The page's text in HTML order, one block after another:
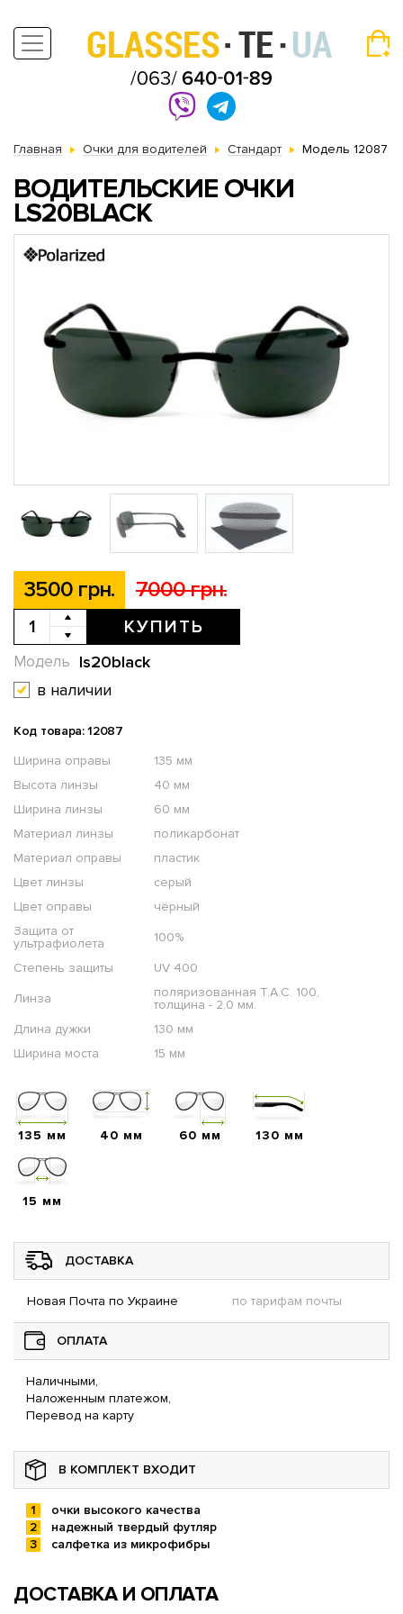
Главная Очки для водителей Стандарт Модель 12087
ВОДИТЕЛЬСКИЕ ОЧКИ
LS20BLACK
3500 грн. 7000 грн.
КУПИТЬ
ls20black
Модель
в наличии
Код товара: 12087
Ширина оправы
135 мм
Высота линзы
40 мм
Ширина линзы
60 мм
Материал линзы
поликарбонат
Материал оправы
пластик
Цвет линзы
серый
Цвет оправы
чёрный
Защита от
ультрафиолета
100%
Степень защиты
UV 400
Линза
поляризованная T.A.C. 100,
толщина - 2,0 мм.
Длина дужки
130 мм
Ширина моста
15 мм
135 мм 40 мм 60 мм 130 мм
15 мм
ДОСТАВКА
Новая Почта по Украине по тарифам почты
ОПЛАТА
Наличными,
Наложенным платежом,
Перевод на карту
В КОМПЛЕКТ ВХОДИТ
очки высокого качества
надежный твердый футляр
салфетка из микрофибры
ДОСТАВКА И ОПЛАТА